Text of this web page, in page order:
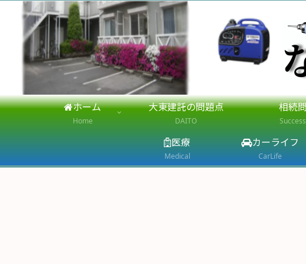
ホーム
Home
大東建託の問題点
DAITO
相続
医療
Medical
カーライフ
CarLife